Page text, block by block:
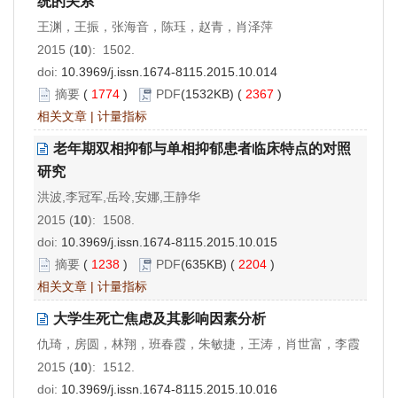
王渊，王振，张海音，陈珏，赵青，肖泽萍
2015 (10): 1502.
doi: 10.3969/j.issn.1674-8115.2015.10.014
摘要 ( 1774 ) PDF(1532KB) ( 2367 )
相关文章 | 计量指标
老年期双相抑郁与单相抑郁患者临床特点的对照
研究
洪波,李冠军,岳玲,安娜,王静华
2015 (10): 1508.
doi: 10.3969/j.issn.1674-8115.2015.10.015
摘要 ( 1238 ) PDF(635KB) ( 2204 )
相关文章 | 计量指标
大学生死亡焦虑及其影响因素分析
仇琦，房圆，林翔，班春霞，朱敏捷，王涛，肖世富，李霞
2015 (10): 1512.
doi: 10.3969/j.issn.1674-8115.2015.10.016